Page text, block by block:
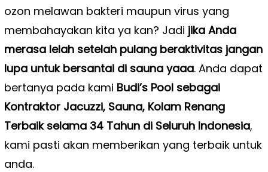
ozon melawan bakteri maupun virus yang
membahayakan kita ya kan? Jadi jika Anda
merasa lelah setelah pulang beraktivitas jangan
lupa untuk bersantai di sauna yaaa. Anda dapat
bertanya pada kami Budi’s Pool sebagai
Kontraktor Jacuzzi, Sauna, Kolam Renang
Terbaik selama 34 Tahun di Seluruh Indonesia,
kami pasti akan memberikan yang terbaik untuk
anda.